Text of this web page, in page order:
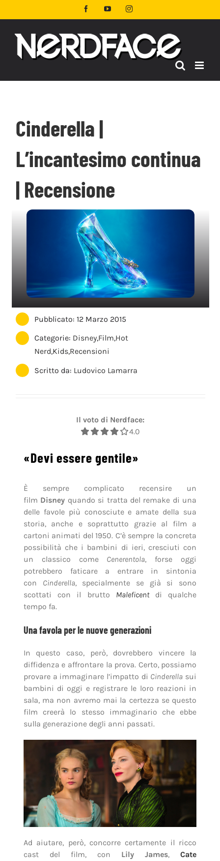
al
FacebookYouTubeInstagram
Cinderella |
L’incantesimo continua
| Recensione
Pubblicato: 12 Marzo 2015
Categorie: Disney,Film,Hot
Nerd,Kids,Recensioni
Scritto da: Ludovico Lamarra
Il voto di Nerdface:
4.0
«Devi essere gentile»
È sempre complicato recensire un
film Disney quando si tratta del remake di una
delle favole più conosciute e amate della sua
storia, anche e soprattutto grazie al film a
cartoni animati del 1950. C’è sempre la concreta
possibilità che i bambini di ieri, cresciuti con
un classico come Cenerentola, forse oggi
potrebbero faticare a entrare in sintonia
con Cinderella, specialmente se già si sono
scottati con il brutto Maleficentdi qualche
tempo fa.
Una favola per le nuove generazioni
In questo caso, però, dovrebbero vincere la
diffidenza e affrontare la prova. Certo, possiamo
provare a immaginare l’impatto di Cinderella sui
bambini di oggi e registrare le loro reazioni in
sala, ma non avremo mai la certezza se questo
film creerà lo stesso immaginario che ebbe
sulla generazione degli anni passati.
Ad aiutare, però, concorre certamente il ricco
cast del film, con Lily James,Cate